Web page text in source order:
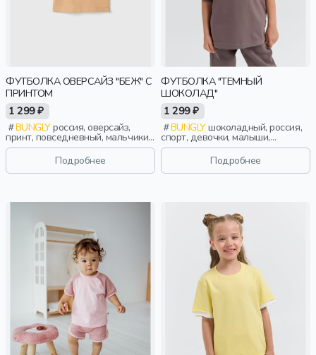
ФУТБОЛКА ОВЕРСАЙЗ "БЕЖ" С
ПРИНТОМ
1 299 ₽
BUNGLYроссия, оверсайз,
принт, повседневный, мальчики,
малыши, дошкольники, дети
Подробнее
ФУТБОЛКА "ТЕМНЫЙ
ШОКОЛАД"
1 299 ₽
BUNGLYшоколадный, россия,
спорт, девочки, малыши,
дошкольники, дети
Подробнее